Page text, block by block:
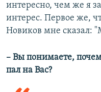
интересно, чем же я
интерес. Первое же,
Новиков мне сказал:
–​ Вы понимаете,
пал на Вас?